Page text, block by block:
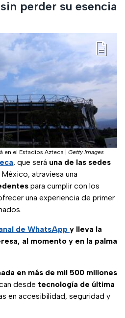
perder su esencia
en el Estadios Azteca Getty Images
, que será una de las sedes
México, atraviesa una
para cumplir con los
una experiencia de primer
de WhatsApp y lleva la
al momento y en la palma
en más de mil 500 millones
desde tecnología de última
en accesibilidad, seguridad y